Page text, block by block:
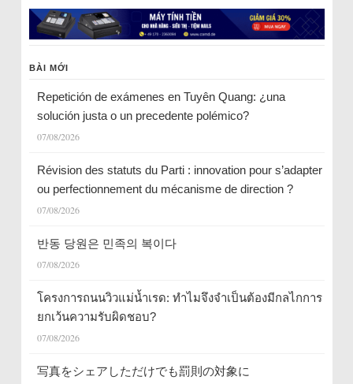
BÀI MỚI
Repetición de exámenes en Tuyên Quang: ¿una
solución justa o un precedente polémico?
07/08/2026
Révision des statuts du Parti : innovation pour s’adapter
ou perfectionnement du mécanisme de direction ?
07/08/2026
반동 당원은 민족의 복이다
07/08/2026
โครงการถนนวิวแม่น้ำเรด: ทำไมจึงจำเป็นต้องมีกลไกการ
ยกเว้นความรับผิดชอบ?
07/08/2026
写真をシェアしただけでも罰則の対象に